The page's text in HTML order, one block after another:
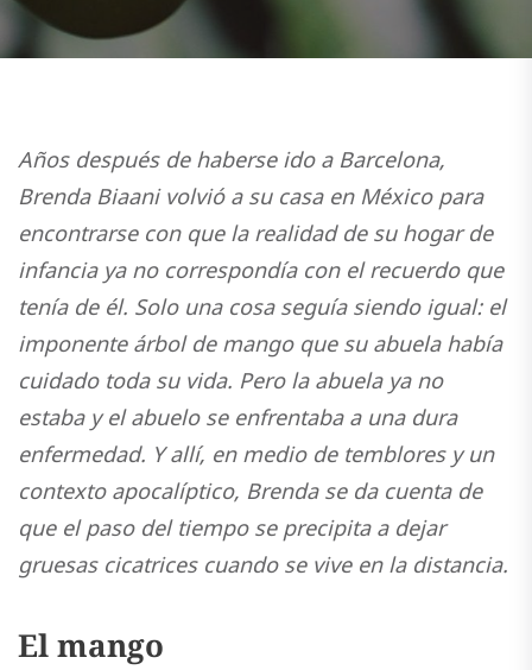
Años después de haberse ido a Barcelona,
Brenda Biaani volvió a su casa en México para
encontrarse con que la realidad de su hogar de
infancia ya no correspondía con el recuerdo que
tenía de él. Solo una cosa seguía siendo igual: el
imponente árbol de mango que su abuela había
cuidado toda su vida. Pero la abuela ya no
estaba y el abuelo se enfrentaba a una dura
enfermedad. Y allí, en medio de temblores y un
contexto apocalíptico, Brenda se da cuenta de
que el paso del tiempo se precipita a dejar
gruesas cicatrices cuando se vive en la distancia.
El mango